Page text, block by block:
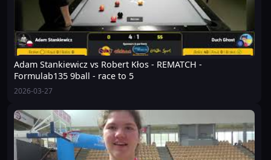
Adam Stankiewicz vs Robert Kłos - REMATCH -
Formulab135 9ball - race to 5
2026-03-27